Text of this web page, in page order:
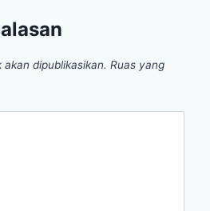
dipublikasikan. Ruas yang